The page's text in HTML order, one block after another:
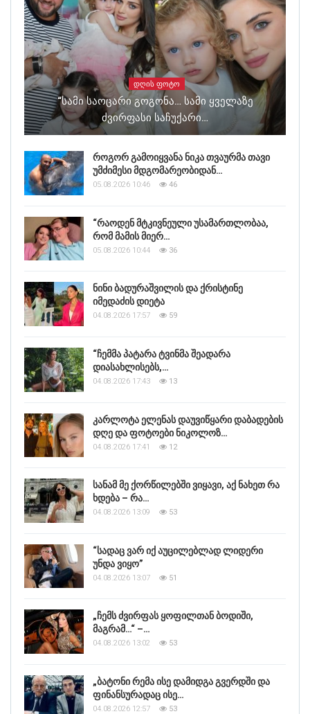
ᲓᲦᲘᲡ ᲤᲝᲢᲝ
“სამი Საოცარი Გოგონა… Სამი Ყველაზე
Ძვირფასი Საჩუქარი…
როგორ გამოიყვანა ნიკა თვაურმა თავი
უმძიმესი მდგომარეობიდან…
05.08.2026 10:46 46
“რაოდენ მტკივნეული უსამართლობაა,
რომ მამის მიერ…
05.08.2026 10:44 36
ნინი ბადურაშვილის და ქრისტინე
იმედაძის დიეტა
04.08.2026 17:57 59
“ჩემმა პატარა ტვინმა შეადარა
დიასახლისებს,…
04.08.2026 17:43 13
კარლოტა ელენას დაუვიწყარი დაბადების
დღე და ფოტოები ნიკოლოზ…
04.08.2026 17:41 12
სანამ მე ქორწილებში ვიყავი, აქ ნახეთ რა
ხდება – რა…
04.08.2026 13:09 53
“სადაც ვარ იქ აუცილებლად ლიდერი
უნდა ვიყო”
04.08.2026 13:07 51
„ჩემს ძვირფას ყოფილთან ბოდიში,
მაგრამ…“ –…
04.08.2026 13:02 53
„ბატონი რემა ისე დამიდგა გვერდში და
ფინანსურადაც ისე…
04.08.2026 12:57 53